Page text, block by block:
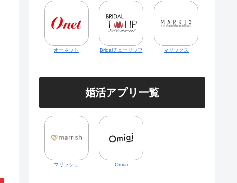
オーネット Bridalチューリップ マリックス
婚活アプリ一覧
マリッシュ Omiai